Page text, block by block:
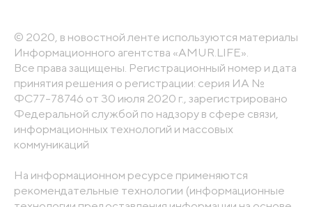
© 2020, в новостной ленте используются материалы
Информационного агентства «AMUR.LIFE».
Все права защищены. Регистрационный номер и дата
принятия решения о регистрации: серия ИА №
ФС77-78746 от 30 июля 2020 г., зарегистрировано
Федеральной службой по надзору в сфере связи,
информационных технологий и массовых
коммуникаций
На информационном ресурсе применяются
рекомендательные технологии (информационные